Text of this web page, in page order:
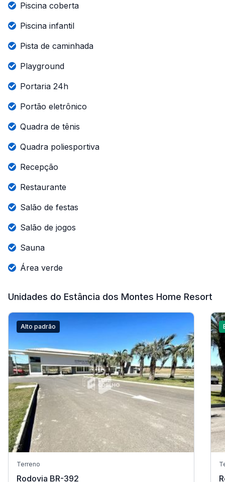
Piscina coberta
Piscina infantil
Pista de caminhada
Playground
Portaria 24h
Portão eletrônico
Quadra de tênis
Quadra poliesportiva
Recepção
Restaurante
Salão de festas
Salão de jogos
Sauna
Área verde
Unidades do Estância dos Montes Home Resort
Alto padrão
Terreno
Rodovia BR-392